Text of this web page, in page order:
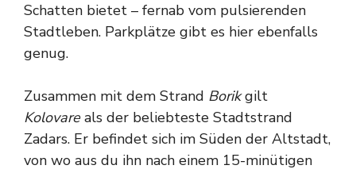
Schatten bietet – fernab vom pulsierenden
Stadtleben. Parkplätze gibt es hier ebenfalls
genug.
Zusammen mit dem Strand Borikgilt
Kolovareals der beliebteste Stadtstrand
Zadars. Er befindet sich im Süden der Altstadt,
von wo aus du ihn nach einem 15-minütigen